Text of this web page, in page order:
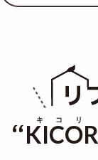
リ
“